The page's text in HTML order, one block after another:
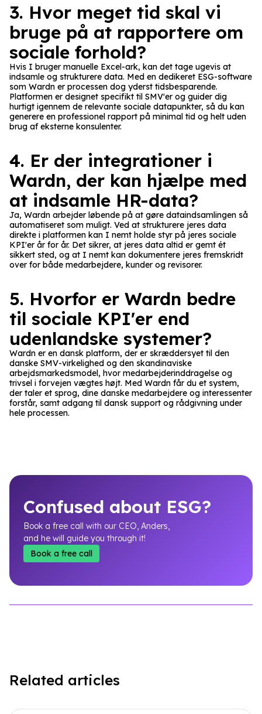
3. Hvor meget tid skal vi
bruge på at rapportere om
sociale forhold?
Hvis I bruger manuelle Excel-ark, kan det tage ugevis at
indsamle og strukturere data. Med en dedikeret ESG-software
som Wardn er processen dog yderst tidsbesparende.
Platformen er designet specifikt til SMV'er og guider dig
hurtigt igennem de relevante sociale datapunkter, så du kan
generere en professionel rapport på minimal tid og helt uden
brug af eksterne konsulenter.
4. Er der integrationer i
Wardn, der kan hjælpe med
at indsamle HR-data?
Ja, Wardn arbejder løbende på at gøre dataindsamlingen så
automatiseret som muligt. Ved at strukturere jeres data
direkte i platformen kan I nemt holde styr på jeres sociale
KPI'er år for år. Det sikrer, at jeres data altid er gemt ét
sikkert sted, og at I nemt kan dokumentere jeres fremskridt
over for både medarbejdere, kunder og revisorer.
5. Hvorfor er Wardn bedre
til sociale KPI'er end
udenlandske systemer?
Wardn er en dansk platform, der er skræddersyet til den
danske SMV-virkelighed og den skandinaviske
arbejdsmarkedsmodel, hvor medarbejderinddragelse og
trivsel i forvejen vægtes højt. Med Wardn får du et system,
der taler et sprog, dine danske medarbejdere og interessenter
forstår, samt adgang til dansk support og rådgivning under
hele processen.
Confused about ESG?
Book a free call with our CEO, Anders,
and he will guide you through it!
Book a free call
Related articles